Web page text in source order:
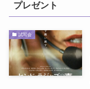
プレゼント
試写会